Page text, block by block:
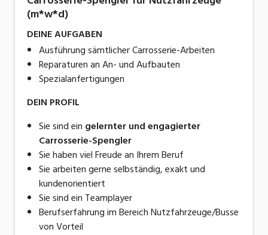
Verkauf, Handel, Kundenberatung,
Aussendienst
(m*w*d)
DEINE AUFGABEN
Ausführung sämtlicher Carrosserie-Arbeiten
Reparaturen an An- und Aufbauten
Spezialanfertigungen
DEIN PROFIL
Sie sind ein gelernter und engagierter
Carrosserie-Spengler
Sie haben viel Freude an Ihrem Beruf
Sie arbeiten gerne selbständig, exakt und
kundenorientiert
Sie sind ein Teamplayer
Berufserfahrung im Bereich Nutzfahrzeuge/Busse
von Vorteil